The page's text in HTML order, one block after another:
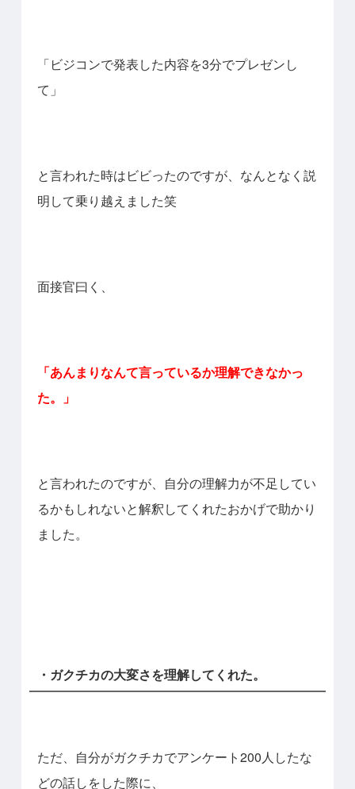
「ビジコンで発表した内容を3分でプレゼンし
て」
と言われた時はビビったのですが、なんとなく説
明して乗り越えました笑
面接官曰く、
「あんまりなんて言っているか理解できなかっ
た。」
と言われたのですが、自分の理解力が不足してい
るかもしれないと解釈してくれたおかげで助かり
ました。
・ガクチカの大変さを理解してくれた。
ただ、自分がガクチカでアンケート200人したな
どの話しをした際に、